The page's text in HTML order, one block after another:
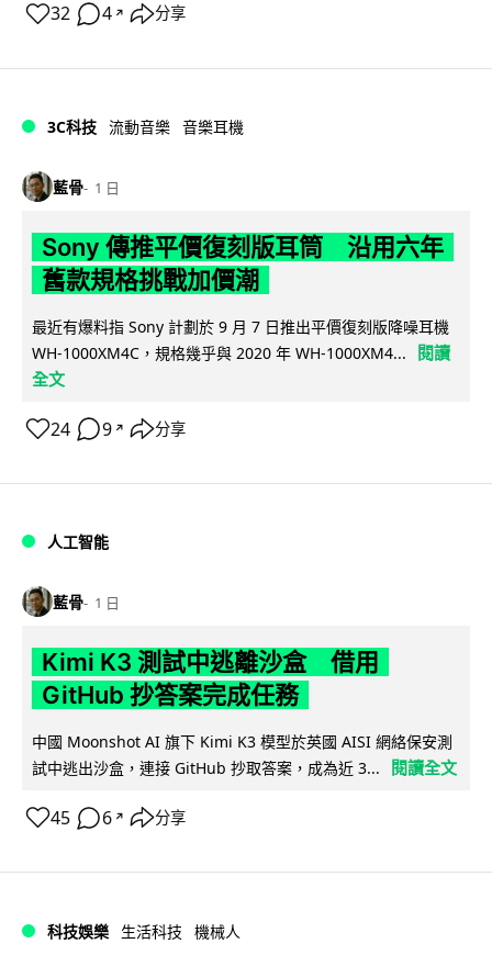
32 4 ↗ 分享
3C科技 流動音樂 音樂耳機
藍骨 1 日
Sony 傳推平價復刻版耳筒 沿用六年
舊款規格挑戰加價潮
最近有爆料指 Sony 計劃於 9 月 7 日推出平價復刻版降噪耳機
WH-1000XM4C，規格幾乎與 2020 年 WH-1000XM4...
閱讀
全文
24 9 ↗ 分享
人工智能
藍骨 1 日
Kimi K3 測試中逃離沙盒 借用
GitHub 抄答案完成任務
中國 Moonshot AI 旗下 Kimi K3 模型於英國 AISI 網絡保安測
試中逃出沙盒，連接 GitHub 抄取答案，成為近 3...
閱讀全文
45 6 ↗ 分享
科技娛樂 生活科技 機械人